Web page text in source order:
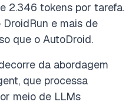
2.346 tokens por tarefa.
e mais de
que o AutoDroid.
da abordagem
que processa
meio de LLMs